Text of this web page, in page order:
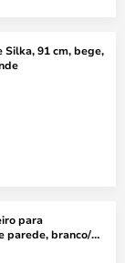
Silka, 91 cm, bege,
para
parede, branco/